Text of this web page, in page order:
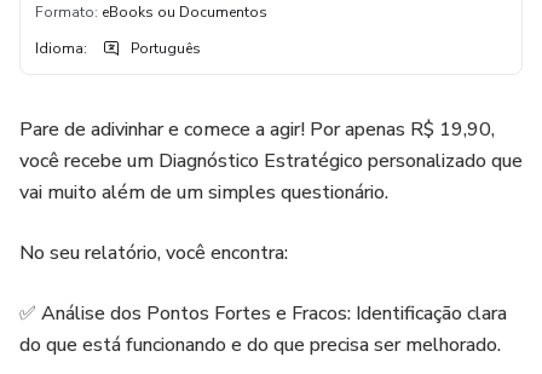
Formato: eBooks ou Documentos
Idioma: Português
Pare de adivinhar e comece a agir! Por apenas R$ 19,90,
você recebe um Diagnóstico Estratégico personalizado que
vai muito além de um simples questionário.
No seu relatório, você encontra:
✅ Análise dos Pontos Fortes e Fracos: Identificação clara
do que está funcionando e do que precisa ser melhorado.